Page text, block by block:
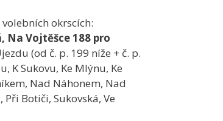
okrscích:
Na Vojtěšce 188 pro
(od č. p. 199 níže + č. p.
K Sukovu, Ke Mlýnu, Ke
Nad Náhonem, Nad
Botiči, Sukovská, Ve